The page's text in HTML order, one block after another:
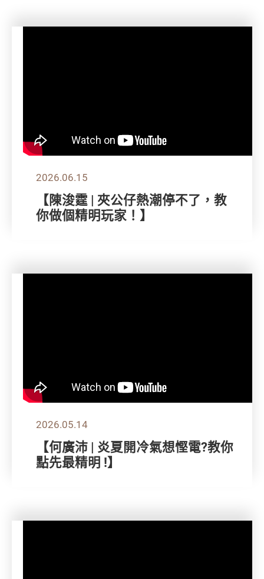
2026.06.15
【陳浚霆 | 夾公仔熱潮停不了，教
你做個精明玩家！】
2026.05.14
【何廣沛 | 炎夏開冷氣想慳電?教你
點先最精明 !】